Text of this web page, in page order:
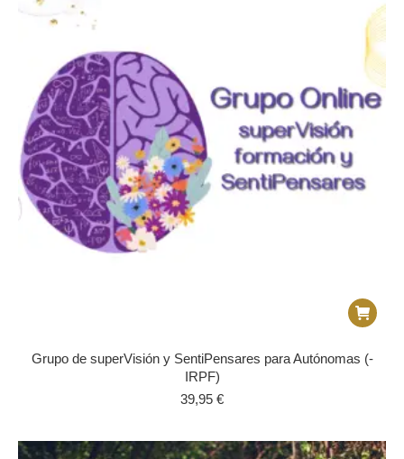
Grupo de superVisión y SentiPensares para Autónomas (-
IRPF)
39,95 €